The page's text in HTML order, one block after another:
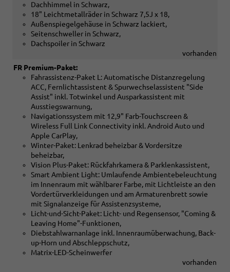
Dachhimmel in Schwarz,
18" Leichtmetallräder in Schwarz 7,5J x 18,
Außenspiegelgehäuse in Schwarz lackiert,
Seitenschweller in Schwarz,
Dachspoiler in Schwarz
vorhanden
FR Premium-Paket:
Fahrassistenz-Paket L: Automatische Distanzregelung
ACC, Fernlichtassistent & Spurwechselassistent "Side
Assist" inkl. Totwinkel und Ausparkassistent mit
Ausstiegswarnung,
Navigationssystem mit 12,9" Farb-Touchscreen &
Wireless Full Link Connectivity inkl. Android Auto und
Apple CarPlay,
Winter-Paket: Lenkrad beheizbar & Vordersitze
beheizbar,
Vision Plus-Paket: Rückfahrkamera & Parklenkassistent,
Smart Ambient Light: Umlaufende Ambientebeleuchtung
im Innenraum mit wählbarer Farbe, mit Lichtleiste an den
Vordertürverkleidungen und am Armaturenbrett sowie
mit Signalanzeige für Assistenzsysteme,
Licht-und-Sicht-Paket: Licht- und Regensensor, "Coming &
Leaving Home"-Funktionen,
Diebstahlwarnanlage inkl. Innenraumüberwachung, Back-
up-Horn und Abschleppschutz,
Matrix-LED-Scheinwerfer
vorhanden